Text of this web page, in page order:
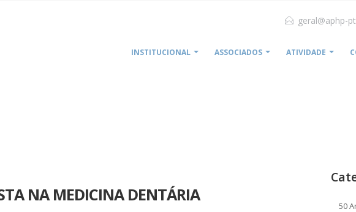
geral@aphp-
INSTITUCIONAL ASSOCIADOS ATIVIDADE
NA MEDICINA DENTÁRIA
50